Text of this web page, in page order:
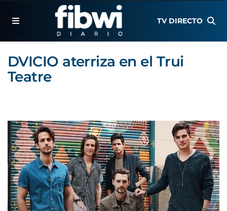
TV DIRECTO
DVICIO aterriza en el Trui
Teatre